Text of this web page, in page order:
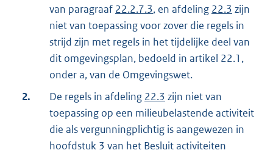
van paragraaf 22.2.7.3, en afdeling 22.3 zijn
niet van toepassing voor zover die regels in
strijd zijn met regels in het tijdelijke deel van
dit omgevingsplan, bedoeld in artikel 22.1,
onder a, van de Omgevingswet.
2.
De regels in afdeling 22.3 zijn niet van
toepassing op een milieubelastende activiteit
die als vergunningplichtig is aangewezen in
hoofdstuk 3 van het Besluit activiteiten